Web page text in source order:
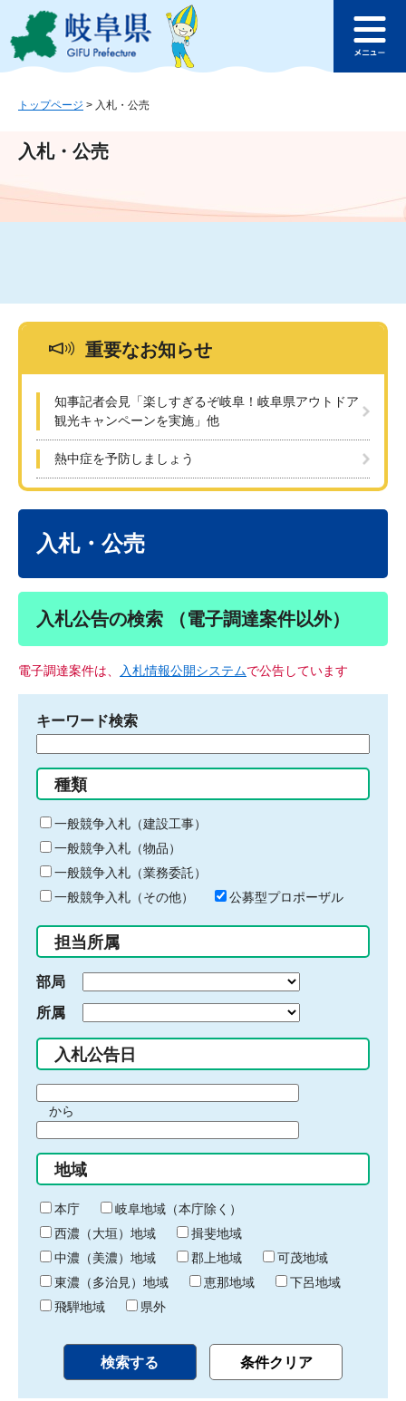
ジ
ュ
文
このページの本文へ
ュ
トップページ > 入札・公売
入札・公売
重要なお知らせ
知事記者会見「楽しすぎるぞ岐阜！岐阜県アウトドア
観光キャンペーンを実施」他
熱中症を予防しましょう
入札・公売
入札公告の検索 （電子調達案件以外）
電子調達案件は、 入札情報公開システムで公告しています
キーワード検索
る
キ
ー
ワ
ー
ド
入
力
種類
一般競争入札（建設工事）
一般競争入札（物品）
一般競争入札（業務委託）
一般競争入札（その他）
公募型プロポーザル
担当所属
部局
所属
入札公告日
間
始
り
から
間
終
わ
り
地域
本庁
岐阜地域（本庁除く）
西濃（大垣）地域
揖斐地域
中濃（美濃）地域
郡上地域
可茂地域
東濃（多治見）地域
恵那地域
下呂地域
飛騨地域
県外